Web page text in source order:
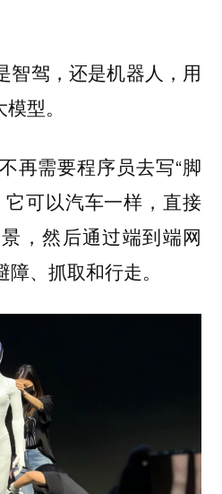
智驾，还是机器人，用
型。
再需要程序员去写“脚
可以汽车一样，直接
，然后通过端到端网
、抓取和行走。